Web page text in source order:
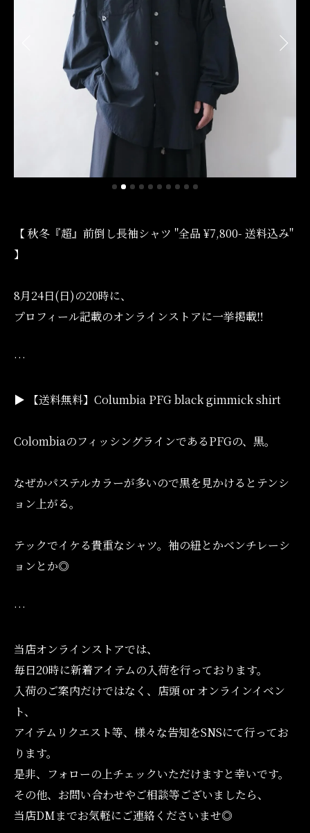
【 秋冬『超』前倒し長袖シャツ "全品 ¥7,800- 送料込み"
】
8月24日(日)の20時に、
プロフィール記載のオンラインストアに一挙掲載‼️
…
▶︎ 【送料無料】Columbia PFG black gimmick shirt
ColombiaのフィッシングラインであるPFGの、黒。
なぜかパステルカラーが多いので黒を見かけるとテンシ
ョン上がる。
テックでイケる貴重なシャツ。袖の紐とかベンチレーシ
ョンとか◎
…
当店オンラインストアでは、
毎日20時に新着アイテムの入荷を行っております。
入荷のご案内だけではなく、店頭 or オンラインイベン
ト、
アイテムリクエスト等、様々な告知をSNSにて行ってお
ります。
是非、フォローの上チェックいただけますと幸いです。
その他、お問い合わせやご相談等ございましたら、
当店DMまでお気軽にご連絡くださいませ◎